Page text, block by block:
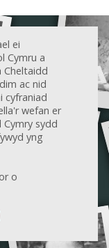
ei
Cymru a
Cheltaidd
ac nid
cyfraniad
wefan er
sydd
yng
o